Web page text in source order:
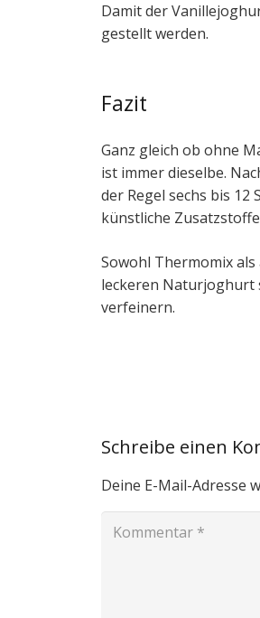
Damit der
gestellt werden.
Fazit
Ganz gleich ob ohne
ist immer dieselbe.
der Regel sechs bis
künstliche
Sowohl Thermomix
leckeren Naturjoghurt
verfeinern.
Schreibe einen
Deine E-Mail-Adresse